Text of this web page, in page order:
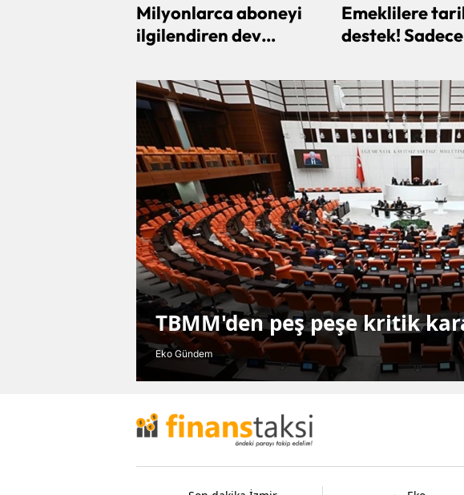
Milyonlarca aboneyi
ilgilendiren dev
Emeklilere
destek!
yapabilecek
TBMM'den peş peşe kritik
Eko Gündem